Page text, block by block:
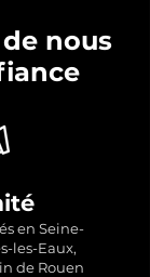
nous
en Seine-
les-Eaux,
de Rouen